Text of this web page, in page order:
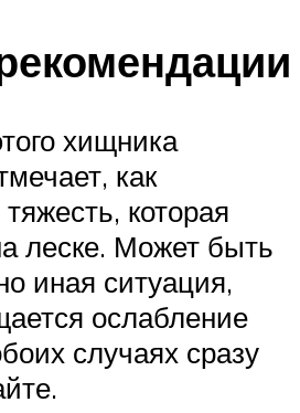
хищника
как
которая
леске. Может быть
иная ситуация,
ослабление
случаях сразу